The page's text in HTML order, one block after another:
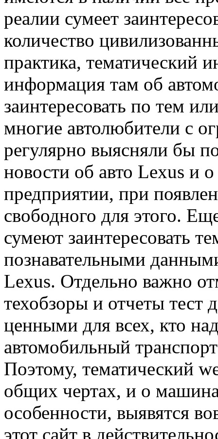
реалии сумеет
количество
практика, тематический
информация там об
заинтересовать по тем
многие автолюбители с
регулярно выясняли бы
новости об авто Lexus и
предприятии, при
свободного для этого.
сумеют заинтересовать
познавательными
Lexus. Отдельно важно
техобзоры и отчеты тест
ценными для всех, кто
автомобильный
Поэтому, тематический
общих чертах, и о
особенности, выявятся
этот сайт в